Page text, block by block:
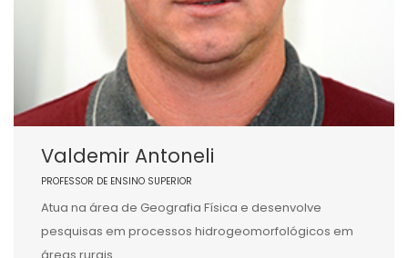
Valdemir Antoneli
PROFESSOR DE ENSINO SUPERIOR
Atua na área de Geografia Física e desenvolve
pesquisas em processos hidrogeomorfológicos em